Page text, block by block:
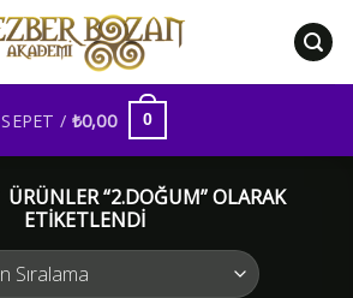
SEPET / ₺0,00 0
ÜRÜNLER “2.DOĞUM” OLARAK
ETIKETLENDI